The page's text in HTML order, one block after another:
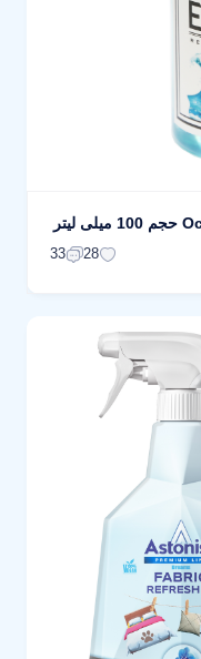
28
33